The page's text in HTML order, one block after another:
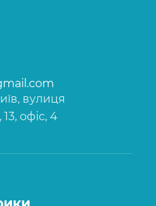
вулиця
офіс, 4